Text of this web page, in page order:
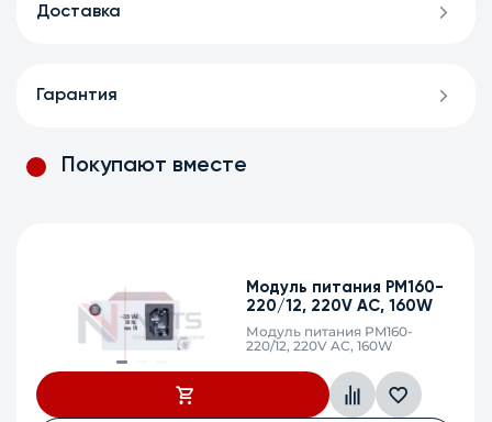
Доставка
Гарантия
Покупают вместе
Модуль питания PM100-
48/12, 48V DC, 100W
Модуль питания PM100-48/12,
48V DC, 100W